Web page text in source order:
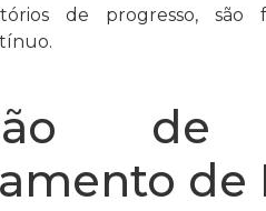
de progresso, são
de